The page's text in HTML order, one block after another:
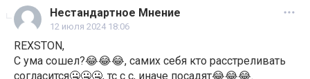
Нестандартное Мнение
12 июля 2024 18:06
REXSTON,
С ума сошел?😂😂😂, самих себя кто расстреливать
согласится🤐🤐🤐, тс с с, иначе посадят😂😂😂.